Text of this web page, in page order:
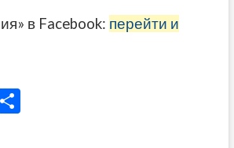
в Facebook: перейти и
О